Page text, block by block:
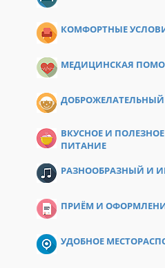
КОМФОРТНЫЕ
МЕДИЦИНСКАЯ
ДОБРОЖЕЛАТЕЛЬНЫЙ
ВКУСНОЕ И
ПИТАНИЕ
РАЗНООБРАЗНЫЙ И
ПРИЁМ И
УДОБНОЕ